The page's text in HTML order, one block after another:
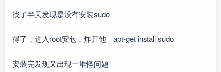
找了半天发现是没有安装sudo
得了，进入root安包，炸开他，apt-get install sudo
安装完发现又出现一堆怪问题